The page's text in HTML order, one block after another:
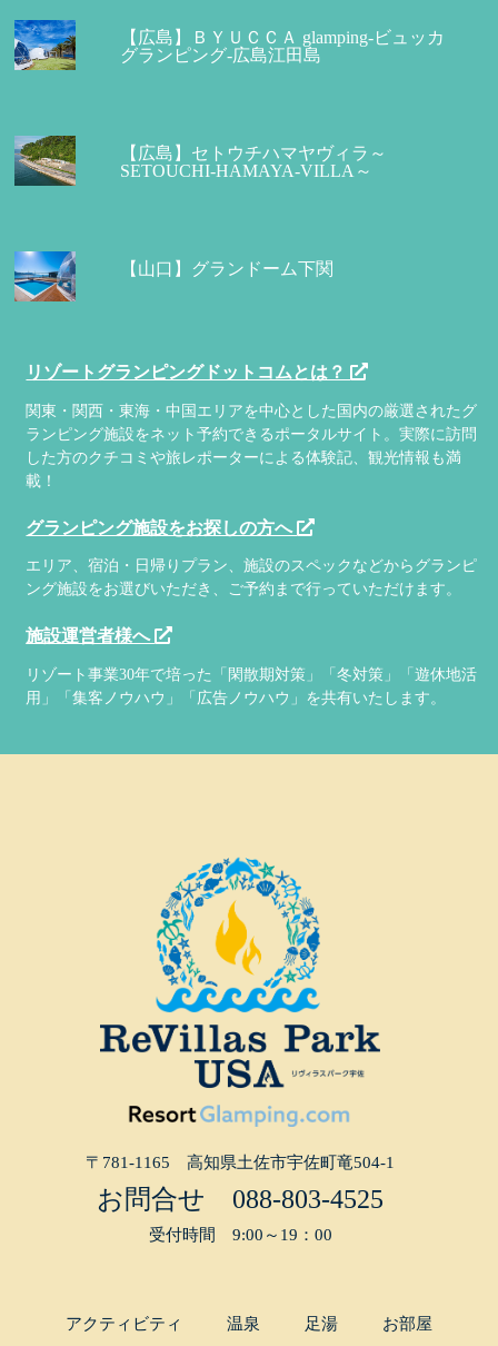
【広島】ＢＹＵＣＣＡ glamping-ビュッカ
グランピング-広島江田島
【広島】セトウチハマヤヴィラ～
SETOUCHI-HAMAYA-VILLA～
【山口】グランドーム下関
リゾートグランピングドットコムとは？
関東・関西・東海・中国エリアを中心とした国内の厳選されたグ
ランピング施設をネット予約できるポータルサイト。実際に訪問
した方のクチコミや旅レポーターによる体験記、観光情報も満
載！
グランピング施設をお探しの方へ
エリア、宿泊・日帰りプラン、施設のスペックなどからグランピ
ング施設をお選びいただき、ご予約まで行っていただけます。
施設運営者様へ
リゾート事業30年で培った「閑散期対策」「冬対策」「遊休地活
用」「集客ノウハウ」「広告ノウハウ」を共有いたします。
〒781-1165 高知県土佐市宇佐町竜504-1
お問合せ 088-803-4525
受付時間 9:00～19：00
アクティビティ 温泉 足湯 お部屋